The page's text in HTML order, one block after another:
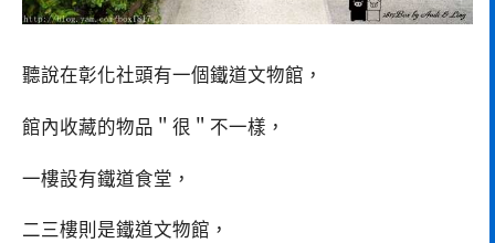
聽說在彰化社頭有一個鐵道文物館，
館內收藏的物品＂很＂不一樣，
一樓設有鐵道食堂，
二三樓則是鐵道文物館，